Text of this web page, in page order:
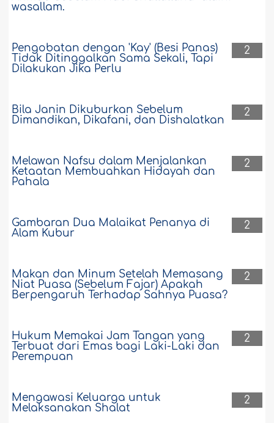
wasallam.
2
Pengobatan dengan 'Kay' (Besi Panas)
Tidak Ditinggalkan Sama Sekali, Tapi
Dilakukan Jika Perlu
2
Bila Janin Dikuburkan Sebelum
Dimandikan, Dikafani, dan Dishalatkan
2
Melawan Nafsu dalam Menjalankan
Ketaatan Membuahkan Hidayah dan
Pahala
2
Gambaran Dua Malaikat Penanya di
Alam Kubur
2
Makan dan Minum Setelah Memasang
Niat Puasa (Sebelum Fajar) Apakah
Berpengaruh Terhadap Sahnya Puasa?
2
Hukum Memakai Jam Tangan yang
Terbuat dari Emas bagi Laki-Laki dan
Perempuan
2
Mengawasi Keluarga untuk
Melaksanakan Shalat